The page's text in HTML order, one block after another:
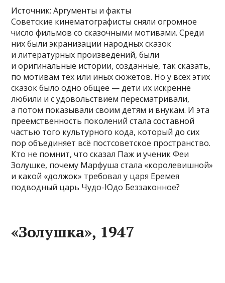
Источник: Аргументы и факты
Советские кинематографисты сняли огромное
число фильмов со сказочными мотивами. Среди
них были экранизации народных сказок
и литературных произведений, были
и оригинальные истории, созданные, так сказать,
по мотивам тех или иных сюжетов. Но у всех этих
сказок было одно общее — дети их искренне
любили и с удовольствием пересматривали,
а потом показывали своим детям и внукам. И эта
преемственность поколений стала составной
частью того культурного кода, который до сих
пор объединяет всё постсоветское пространство.
Кто не помнит, что сказал Паж и ученик Феи
Золушке, почему Марфуша стала «королевишной»
и какой «должок» требовал у царя Еремея
подводный царь Чудо-Юдо Беззаконное?
«Золушка», 1947